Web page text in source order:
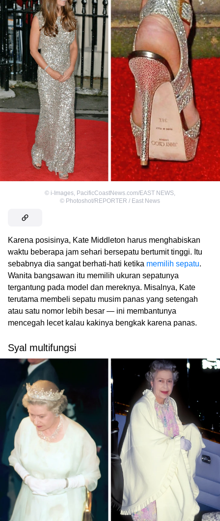
© i-Images, PacificCoastNews.com/EAST NEWS,
© Photoshot/REPORTER / East News
Karena posisinya, Kate Middleton harus menghabiskan
waktu beberapa jam sehari bersepatu bertumit tinggi. Itu
sebabnya dia sangat berhati-hati ketika memilih sepatu.
Wanita bangsawan itu memilih ukuran sepatunya
tergantung pada model dan mereknya. Misalnya, Kate
terutama membeli sepatu musim panas yang setengah
atau satu nomor lebih besar — ini membantunya
mencegah lecet kalau kakinya bengkak karena panas.
Syal multifungsi